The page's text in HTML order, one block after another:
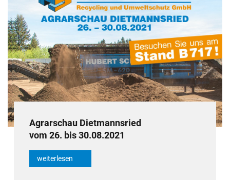
Agrarschau Dietmannsried
vom 26. bis 30.08.2021
weiterlesen